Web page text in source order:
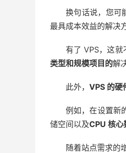
换句话说，您可
最具成本效益的解决
有了 VPS，这就
类型和规模项目的解
此外， VPS 的硬
例如，在设置新
储空间以及CPU 核心
随着站点需求的